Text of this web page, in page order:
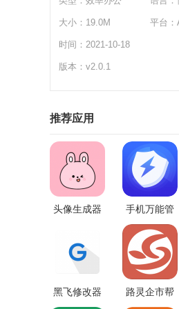
大小：19.0M 平台：
时间：2021-10-18
版本：v2.0.1
推荐应用
头像生成器 手机万能管
家
黑飞修改器 路灵企市帮